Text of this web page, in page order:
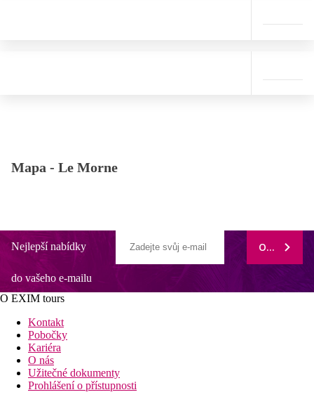
Mapa - Le Morne
Nejlepší nabídky
do vašeho e-mailu
ODEBÍRAT
O EXIM tours
Kontakt
Pobočky
Kariéra
O nás
Užitečné dokumenty
Prohlášení o přístupnosti